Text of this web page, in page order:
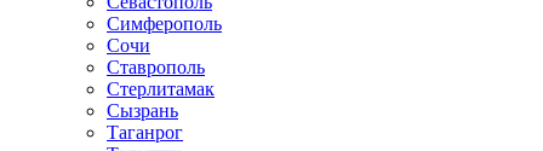
Симферополь
Сочи
Ставрополь
Стерлитамак
Сызрань
Таганрог